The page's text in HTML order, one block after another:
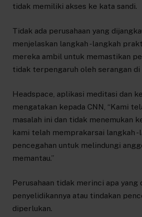
tidak memiliki akses ke kata sandi.
Tidak ada perusahaan yang
menjelaskan langkah -langkah
mereka ambil untuk memastikan
tidak terpengaruh oleh serangan di
Headspace, aplikasi meditasi dan
mengatakan kepada CNN, “Kami
masalah ini dan tidak menemukan
kami telah memprakarsai langkah -
pencegahan untuk melindungi
memantau.”
Perusahaan tidak merinci apa yang
penyelidikannya atau tindakan
diperlukan.